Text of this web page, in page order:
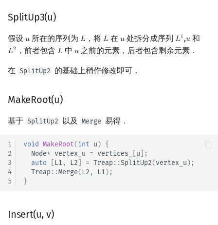
SplitUp3(u)
假设 𝑢
u 所在的序列为 𝐿
L ，将 𝐿
L在 𝑢
u 处拆分成序列 𝐿1
L1 ,𝑢
u 和
𝐿2
L2 ，前者包含 𝐿
L中 𝑢
u之前的元素，后者包含剩余元素．
在 SplitUp2 的基础上稍作修改即可．
MakeRoot(u)
基于 SplitUp2 以及 Merge 易得．
1
2
3
4
5
void MakeRoot(int u) {
Node* vertex_u = vertices_ u ];
auto
L1 , L2 = Treap ::SplitUp2(vertex_u);
Treap ::Merge(L2 , L1);
}
Insert(u, v)